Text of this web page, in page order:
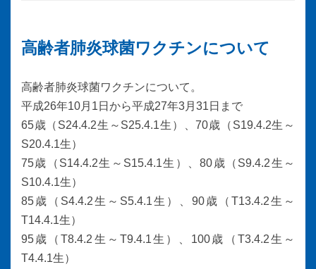
高齢者肺炎球菌ワクチンについて
高齢者肺炎球菌ワクチンについて。
平成26年10月1日から平成27年3月31日まで
65歳（S24.4.2生～S25.4.1生）、70歳（S19.4.2生～
S20.4.1生）
75歳（S14.4.2生～S15.4.1生）、80歳（S9.4.2生～
S10.4.1生）
85歳（S4.4.2生～S5.4.1生）、90歳（T13.4.2生～
T14.4.1生）
95歳（T8.4.2生～T9.4.1生）、100歳（T3.4.2生～
T4.4.1生）